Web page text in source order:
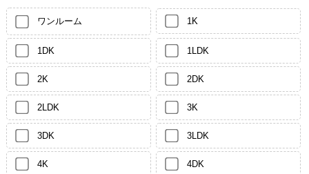
ワンルーム 1K
1DK 1LDK
2K 2DK
2LDK 3K
3DK 3LDK
4K 4DK